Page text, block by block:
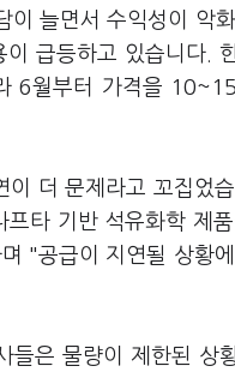
늘면서 수익성이 악
급등하고 있습니다.
6월부터 가격을
더 문제라고 꼬집었습
타 기반 석유화학 제
"공급이 지연될 상황
들은 물량이 제한된 상